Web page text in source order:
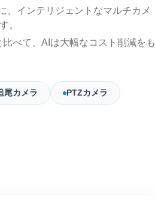
、インテリジェントなマルチカメ
。
べて、AIは大幅なコスト削減をも
尾カメラ PTZカメラ